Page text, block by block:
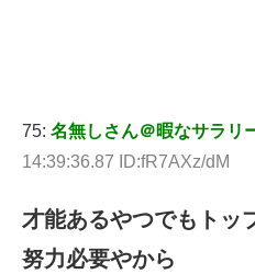
75: 名無しさん＠暇なサラリ
14:39:36.87 ID:fR7AXz/dM
才能あるやつでもトッ
努力必要やから